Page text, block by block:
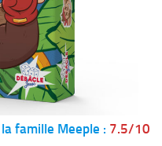
famille Meeple : 7.5/10